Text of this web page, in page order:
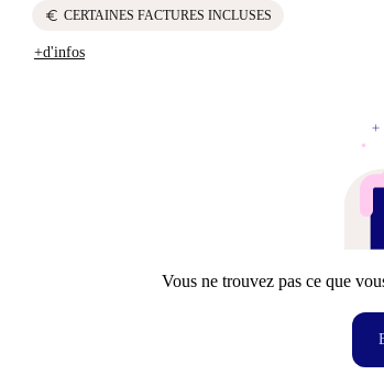
euro CERTAINES FACTURES INCLUSES
+d'infos
Vous ne trouvez pas ce que